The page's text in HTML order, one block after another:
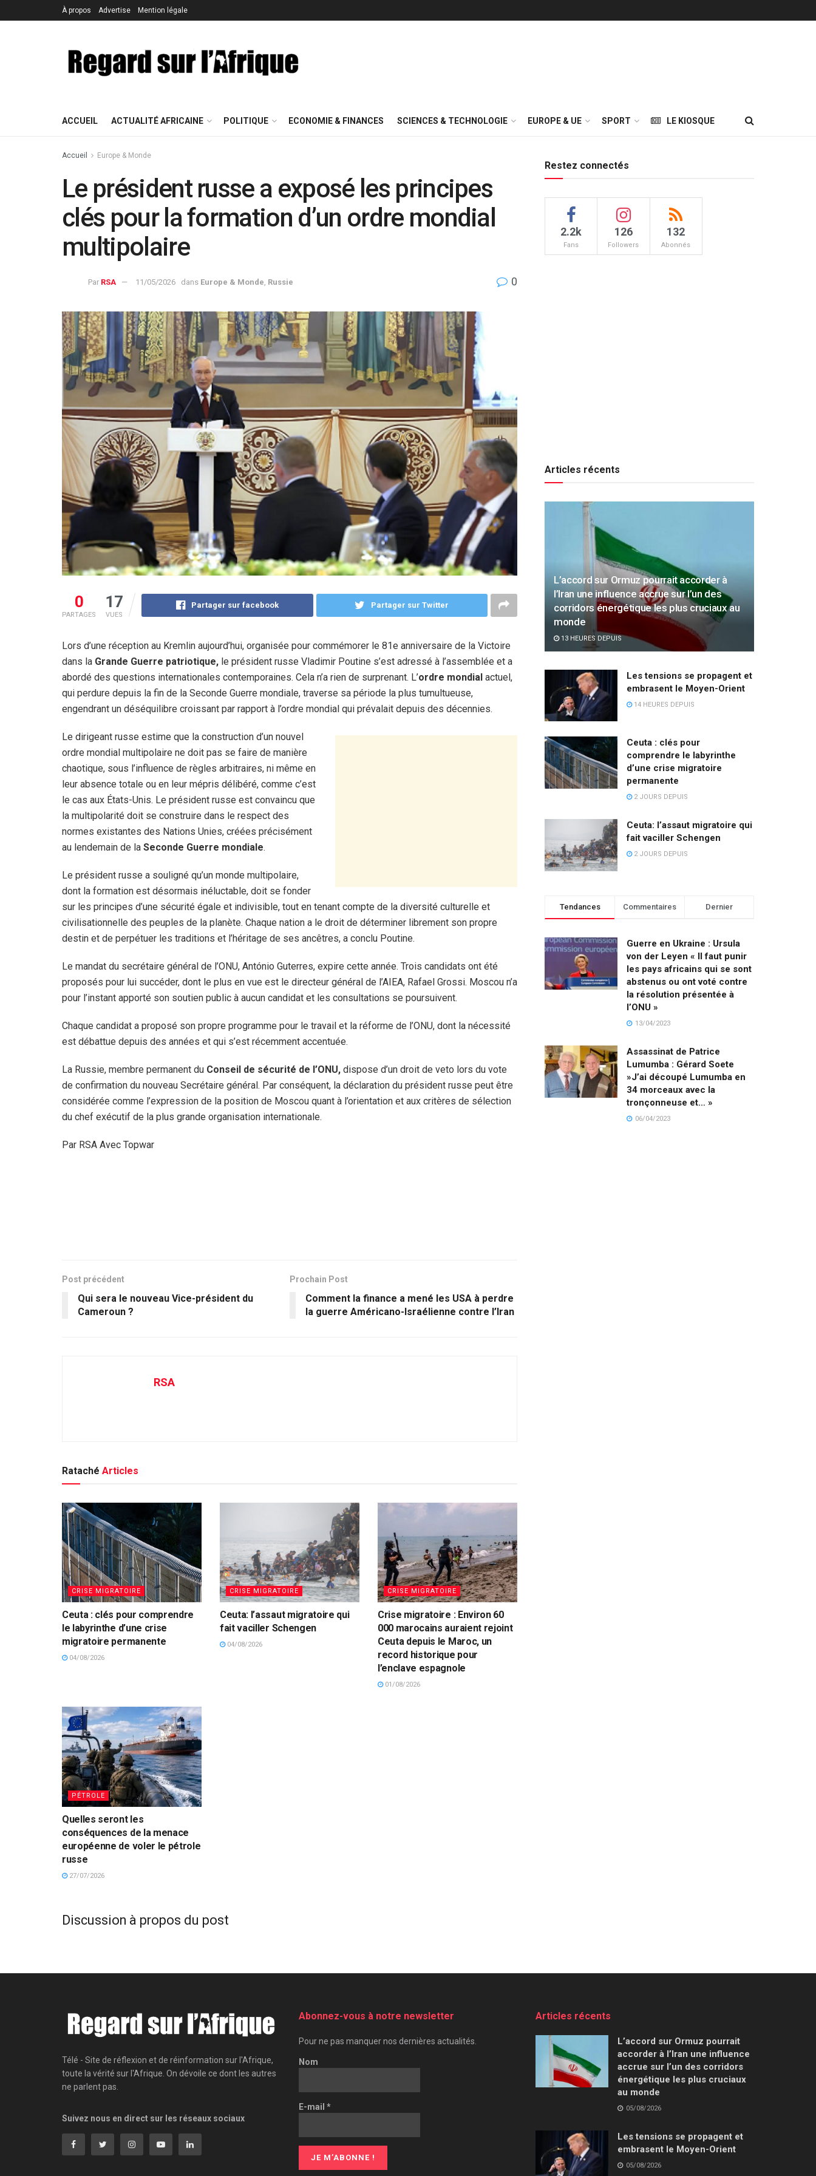
À propos Advertise Mention légale
ACCUEIL ACTUALITÉ AFRICAINE POLITIQUE ECONOMIE & FINANCES SCIENCES & TECHNOLOGIE EUROPE & UE SPORT LE KIOSQUE
Accueil Europe & Monde
Le président russe a exposé les principes
clés pour la formation d’un ordre mondial
multipolaire
Par RSA 11/05/2026 dans Europe & Monde Russie 0
0
PARTAGES
17
VUES
Partager sur facebook Partager sur Twitter
Lors d’une réception au Kremlin aujourd’hui, organisée pour commémorer le 81e anniversaire de la Victoire
dans la Grande Guerre patriotique, le président russe Vladimir Poutine s’est adressé à l’assemblée et a
abordé des questions internationales contemporaines. Cela n’a rien de surprenant. L’ordre mondial actuel,
qui perdure depuis la fin de la Seconde Guerre mondiale, traverse sa période la plus tumultueuse,
engendrant un déséquilibre croissant par rapport à l’ordre mondial qui prévalait depuis des décennies.
Le dirigeant russe estime que la construction d’un nouvel
ordre mondial multipolaire ne doit pas se faire de manière
chaotique, sous l’influence de règles arbitraires, ni même en
leur absence totale ou en leur mépris délibéré, comme c’est
le cas aux États-Unis. Le président russe est convaincu que
la multipolarité doit se construire dans le respect des
normes existantes des Nations Unies, créées précisément
au lendemain de la Seconde Guerre mondiale.
Le président russe a souligné qu’un monde multipolaire,
dont la formation est désormais inéluctable, doit se fonder
sur les principes d’une sécurité égale et indivisible, tout en tenant compte de la diversité culturelle et
civilisationnelle des peuples de la planète. Chaque nation a le droit de déterminer librement son propre
destin et de perpétuer les traditions et l’héritage de ses ancêtres, a conclu Poutine.
Le mandat du secrétaire général de l’ONU, António Guterres, expire cette année. Trois candidats ont été
proposés pour lui succéder, dont le plus en vue est le directeur général de l’AIEA, Rafael Grossi. Moscou n’a
pour l’instant apporté son soutien public à aucun candidat et les consultations se poursuivent.
Chaque candidat a proposé son propre programme pour le travail et la réforme de l’ONU, dont la nécessité
est débattue depuis des années et qui s’est récemment accentuée.
La Russie, membre permanent du Conseil de sécurité de l’ONU, dispose d’un droit de veto lors du vote
de confirmation du nouveau Secrétaire général. Par conséquent, la déclaration du président russe peut être
considérée comme l’expression de la position de Moscou quant à l’orientation et aux critères de sélection
du chef exécutif de la plus grande organisation internationale.
Par RSA Avec Topwar
Post précédent
Qui sera le nouveau Vice-président du
Cameroun ?
Prochain Post
Comment la finance a mené les USA à perdre
la guerre Américano-Israélienne contre l’Iran
RSA
Rataché Articles
CRISE MIGRATOIRE
Ceuta : clés pour comprendre
le labyrinthe d’une crise
migratoire permanente
04/08/2026
CRISE MIGRATOIRE
Ceuta: l’assaut migratoire qui
fait vaciller Schengen
04/08/2026
CRISE MIGRATOIRE
Crise migratoire : Environ 60
000 marocains auraient rejoint
Ceuta depuis le Maroc, un
record historique pour
l’enclave espagnole
01/08/2026
PÉTROLE
Quelles seront les
conséquences de la menace
européenne de voler le pétrole
russe
27/07/2026
Discussion à propos du post
Restez connectés
2.2k
Fans
126
Followers
132
Abonnés
Articles récents
L’accord sur Ormuz pourrait accorder à
l’Iran une influence accrue sur l’un des
corridors énergétique les plus cruciaux au
monde
13 HEURES DEPUIS
Les tensions se propagent et
embrasent le Moyen-Orient
14 HEURES DEPUIS
Ceuta : clés pour
comprendre le labyrinthe
d’une crise migratoire
permanente
2 JOURS DEPUIS
Ceuta: l’assaut migratoire qui
fait vaciller Schengen
2 JOURS DEPUIS
Tendances Commentaires Dernier
Guerre en Ukraine : Ursula
von der Leyen « Il faut punir
les pays africains qui se sont
abstenus ou ont voté contre
la résolution présentée à
l’ONU »
13/04/2023
Assassinat de Patrice
Lumumba : Gérard Soete
»J’ai découpé Lumumba en
34 morceaux avec la
tronçonneuse et… »
06/04/2023
Télé - Site de réflexion et de réinformation sur l'Afrique,
toute la vérité sur l'Afrique. On dévoile ce dont les autres
ne parlent pas.
Suivez nous en direct sur les réseaux sociaux
Abonnez-vous à notre newsletter
Pour ne pas manquer nos dernières actualités.
Nom
E-mail *
Articles récents
L’accord sur Ormuz pourrait
accorder à l’Iran une influence
accrue sur l’un des corridors
énergétique les plus cruciaux
au monde
05/08/2026
Les tensions se propagent et
embrasent le Moyen-Orient
05/08/2026